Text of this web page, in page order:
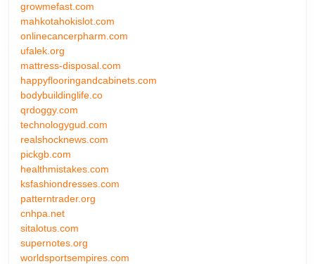
growmefast.com
mahkotahokislot.com
onlinecancerpharm.com
ufalek.org
mattress-disposal.com
happyflooringandcabinets.com
bodybuildinglife.co
qrdoggy.com
technologygud.com
realshocknews.com
pickgb.com
healthmistakes.com
ksfashiondresses.com
patterntrader.org
cnhpa.net
sitalotus.com
supernotes.org
worldsportsempires.com